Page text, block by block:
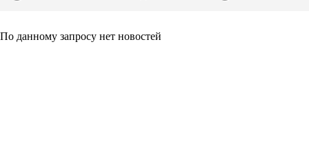
По данному запросу нет новостей